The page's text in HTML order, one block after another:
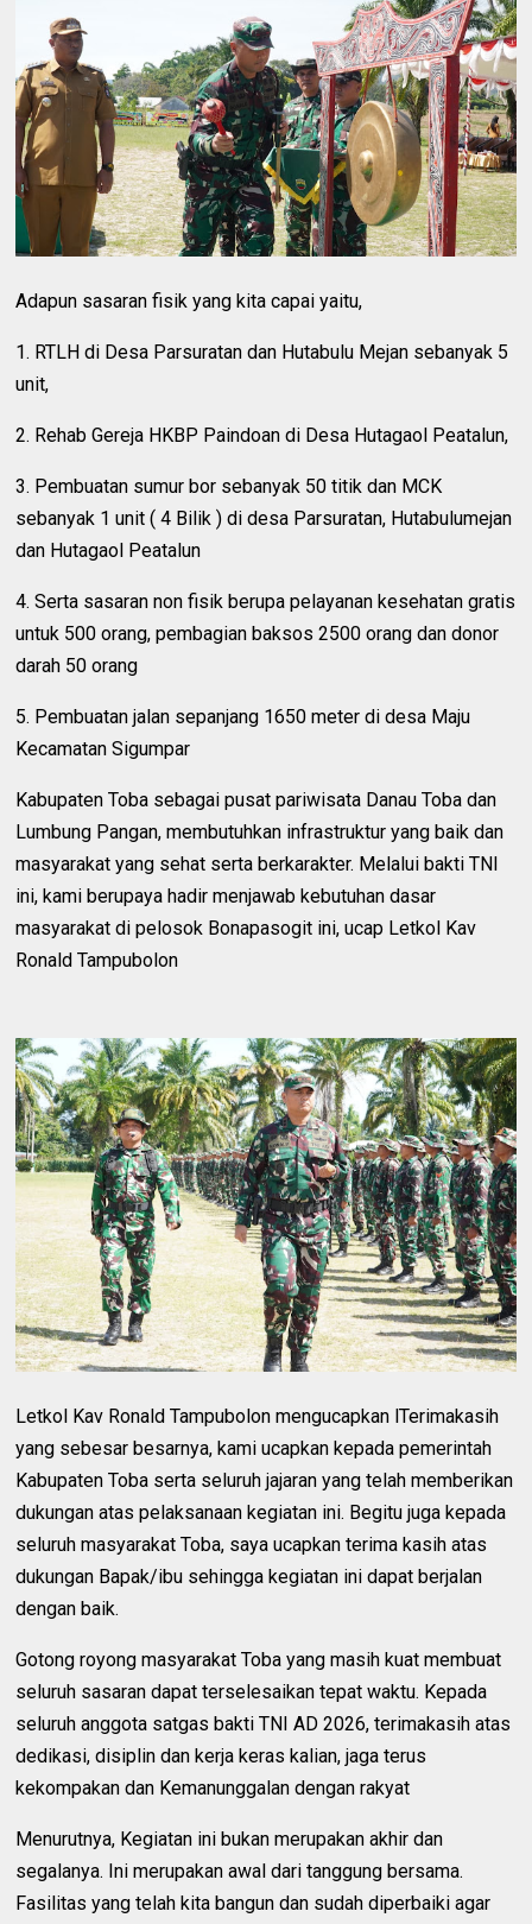
Adapun sasaran fisik yang kita capai yaitu,
1. RTLH di Desa Parsuratan dan Hutabulu Mejan sebanyak 5
unit,
2. Rehab Gereja HKBP Paindoan di Desa Hutagaol Peatalun,
3. Pembuatan sumur bor sebanyak 50 titik dan MCK
sebanyak 1 unit ( 4 Bilik ) di desa Parsuratan, Hutabulumejan
dan Hutagaol Peatalun
4. Serta sasaran non fisik berupa pelayanan kesehatan gratis
untuk 500 orang, pembagian baksos 2500 orang dan donor
darah 50 orang
5. Pembuatan jalan sepanjang 1650 meter di desa Maju
Kecamatan Sigumpar
Kabupaten Toba sebagai pusat pariwisata Danau Toba dan
Lumbung Pangan, membutuhkan infrastruktur yang baik dan
masyarakat yang sehat serta berkarakter. Melalui bakti TNI
ini, kami berupaya hadir menjawab kebutuhan dasar
masyarakat di pelosok Bonapasogit ini, ucap Letkol Kav
Ronald Tampubolon
Letkol Kav Ronald Tampubolon mengucapkan lTerimakasih
yang sebesar besarnya, kami ucapkan kepada pemerintah
Kabupaten Toba serta seluruh jajaran yang telah memberikan
dukungan atas pelaksanaan kegiatan ini. Begitu juga kepada
seluruh masyarakat Toba, saya ucapkan terima kasih atas
dukungan Bapak/ibu sehingga kegiatan ini dapat berjalan
dengan baik.
Gotong royong masyarakat Toba yang masih kuat membuat
seluruh sasaran dapat terselesaikan tepat waktu. Kepada
seluruh anggota satgas bakti TNI AD 2026, terimakasih atas
dedikasi, disiplin dan kerja keras kalian, jaga terus
kekompakan dan Kemanunggalan dengan rakyat
Menurutnya, Kegiatan ini bukan merupakan akhir dan
segalanya. Ini merupakan awal dari tanggung bersama.
Fasilitas yang telah kita bangun dan sudah diperbaiki agar